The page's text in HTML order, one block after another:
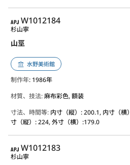
APJ
W1012184
山巠
杉山寧
水野美術館
制作年: 1986年
材質、技法:麻布彩色, 額装
寸法、時間等: 内寸（縦）: 200.1, 内寸（横
寸（縦）: 224, 外寸（横）:179.0
APJ
W1012183
杉山寧